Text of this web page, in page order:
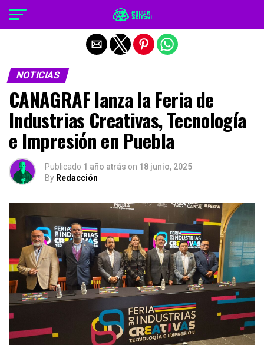
NOTICIAS
CANAGRAF lanza la Feria de
Industrias Creativas, Tecnología
e Impresión en Puebla
Publicado 1 año atrás on 18 junio, 2025
By Redacción
Salir de la versión móvil